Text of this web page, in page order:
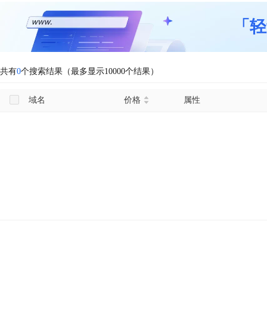
「
共有0个搜索结果（最多显示10000个结果）
域名 价格 属性